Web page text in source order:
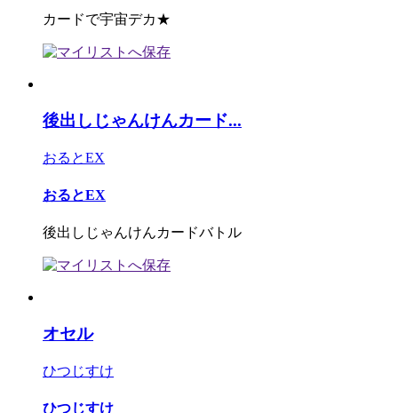
カードで宇宙デカ★
後出しじゃんけんカード...
おるとEX
おるとEX
後出しじゃんけんカードバトル
オセル
ひつじすけ
ひつじすけ